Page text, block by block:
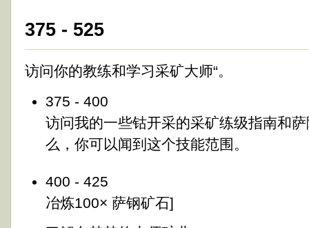
375 - 525
访问你的教练和学习采矿大师“。
375 - 400
访问我的一些钴开采的采矿练级指南和
么，你可以闻到这个技能范围。
400 - 425
冶炼100× 萨钢矿石]